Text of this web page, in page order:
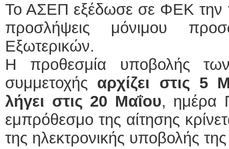
Το ΑΣΕΠ εξέδωσε σε ΦΕΚ την
προσλήψεις μόνιμου
Εξωτερικών.
Η προθεσμία υποβολής των
συμμετοχής αρχίζει στις 5
λήγει στις 20 Μαΐου, ημέρα
εμπρόθεσμο της αίτησης
της ηλεκτρονικής υποβολής